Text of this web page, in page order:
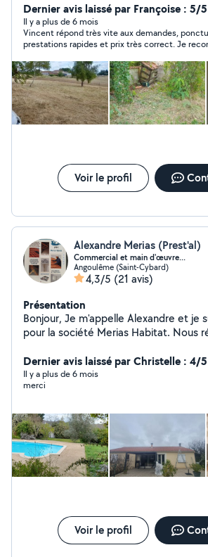
Dernier avis laissé par Françoise : 5/5
Il y a plus de 6 mois
Vincent répond très vite aux demandes,
prestations rapides et prix très correct. Je
Voir le profil
Alexandre Merias (Prest'al)
Commercial et main d'œuvre...
Angoulême (Saint-Cybard)
4,3/5 (21 avis)
Présentation
Bonjour, Je m'appelle Alexandre et je suis commercial
pour la société Merias Habitat. Nous
démoussage de toiture, l'isolation, la
placoplâtre. N'hésitez pas à me
type de projet. Nous saurons vous
maîtriserions pas un domaine en
Dernier avis laissé par Christelle : 4/5
Il y a plus de 6 mois
merci
Voir le profil